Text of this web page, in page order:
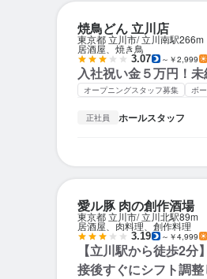
焼鳥どん 立川店
東京都 立川市 立川南駅266m
居酒屋、焼き鳥
3.07 ～￥2,999
入社祝い金５万円！
オープニングスタッフ募集 ボ
正社員 ホールスタッフ
愛ル豚 肉の創作酒場
東京都 立川市 立川北駅89m
居酒屋、肉料理、創作料理
3.19 ～￥4,999
【立川駅から徒歩2
接後すぐにシフト調整